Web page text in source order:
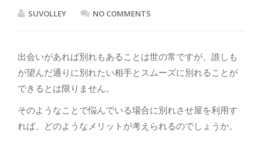
SUVOLLEY NO COMMENTS
出会いがあれば別れもあることは世の常ですが、誰しも
が望んだ通りに別れたい相手とスムーズに別れることが
できるとは限りません。
そのようなことで悩んでいる場合に別れさせ屋を利用す
れば、どのようなメリットが考えられるのでしょうか。